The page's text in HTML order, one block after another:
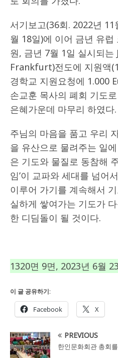
서기보고(36회. 2022년
월 18일)에 이어 금년 유
원, 금년 7월 1일 실시되
Frankfurt)전도에 지원액
경학교 지원요청에 1.000
손교훈 목사의 폐회 기도
은혜가운데 마무리 하였다.
주님의 마음을 품고 우리
을 유산으로 물려주는 일
은 기도와 물질로 동참해
임’이 교파와 세대를 넘어
이루어 가기를 계속해서
실하게 쌓여가는 기도가
한 디딤돌이 될 것이다.
1320면 9면, 2023년 6월
이 글 공유하기:
Facebook X
PREVIOUS
한인문화회관 총회